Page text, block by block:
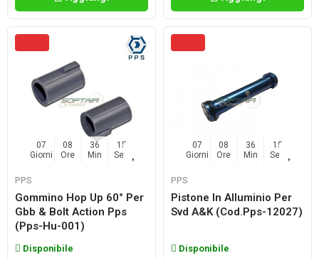
07
Giorni
08
Ore
36
Min
14
Sec
PPS
Gommino Hop Up 60° Per
Gbb & Bolt Action Pps
(pps-Hu-001)
Disponibile
07
Giorni
08
Ore
36
Min
14
Sec
PPS
Pistone In Alluminio Per
Svd A&k (cod.pps-12027)
Disponibile